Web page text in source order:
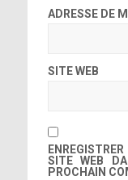
ADRESSE DE
SITE WEB
SITE WEB
PROCHAIN